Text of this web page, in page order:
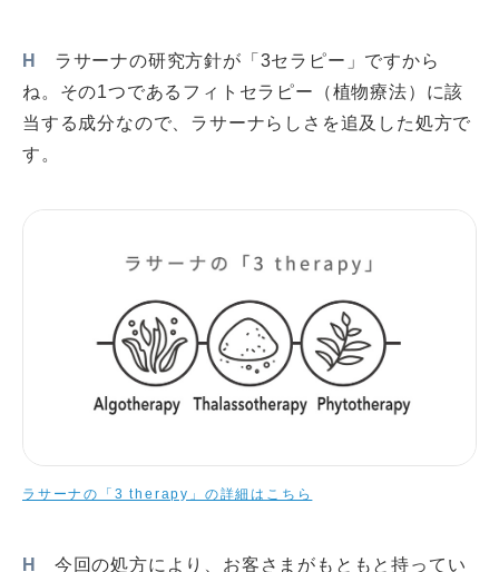
H
ラサーナの研究方針が「3セラピー」ですから
ね。その1つであるフィトセラピー（植物療法）に該
当する成分なので、ラサーナらしさを追及した処方で
す。
ラサーナの「3 therapy」の詳細はこちら
H
今回の処方により、お客さまがもともと持ってい